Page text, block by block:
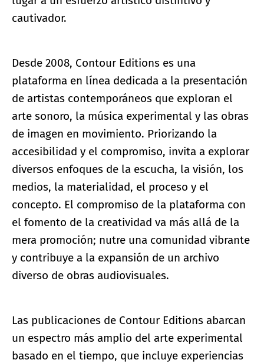
cautivador.
Desde 2008, Contour Editions es una
plataforma en línea dedicada a la presentación
de artistas contemporáneos que exploran el
arte sonoro, la música experimental y las obras
de imagen en movimiento. Priorizando la
accesibilidad y el compromiso, invita a explorar
diversos enfoques de la escucha, la visión, los
medios, la materialidad, el proceso y el
concepto. El compromiso de la plataforma con
el fomento de la creatividad va más allá de la
mera promoción; nutre una comunidad vibrante
y contribuye a la expansión de un archivo
diverso de obras audiovisuales.
Las publicaciones de Contour Editions abarcan
un espectro más amplio del arte experimental
basado en el tiempo, que incluye experiencias